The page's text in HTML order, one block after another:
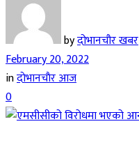
byदोभानचौर खबर
February 20, 2022
inदाेभानचाैर आज
0